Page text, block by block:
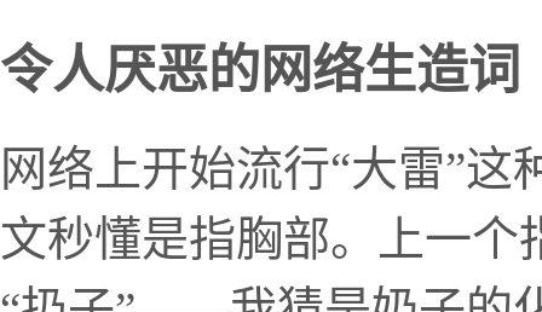
令人厌恶的网络生造词
网络上开始流行“大雷”
文秒懂是指胸部。上一